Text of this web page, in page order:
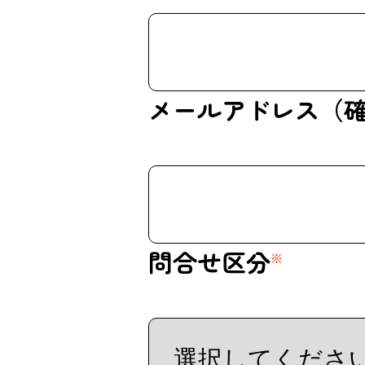
メールアドレス（確
問合せ区分※